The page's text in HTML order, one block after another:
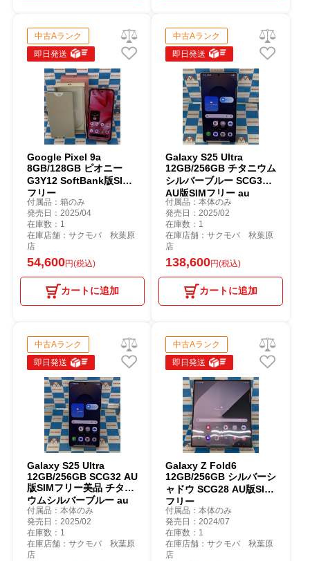
中古Aランク
即日発送
Google Pixel 9a
8GB/128GB ピオニー
G3Y12 SoftBank版SIM
フリー
付属品：箱のみ
発売日：2025/04
在庫数：1
在庫店舗：サクモバ 秋葉原
店
54,600円(税込)
カートに追加
中古Aランク
即日発送
Galaxy S25 Ultra
12GB/256GB チタニウム
シルバーブルー SCG32
AU版SIMフリー au
付属品：本体のみ
発売日：2025/02
在庫数：1
在庫店舗：サクモバ 秋葉原
店
138,600円(税込)
カートに追加
中古Aランク
即日発送
Galaxy S25 Ultra
12GB/256GB SCG32 AU
版SIMフリー美品 チタニ
ウムシルバーブルー au
付属品：本体のみ
発売日：2025/02
在庫数：1
在庫店舗：サクモバ 秋葉原
店
中古Aランク
即日発送
Galaxy Z Fold6
12GB/256GB シルバーシ
ャドウ SCG28 AU版SIM
フリー
付属品：本体のみ
発売日：2024/07
在庫数：1
在庫店舗：サクモバ 秋葉原
店